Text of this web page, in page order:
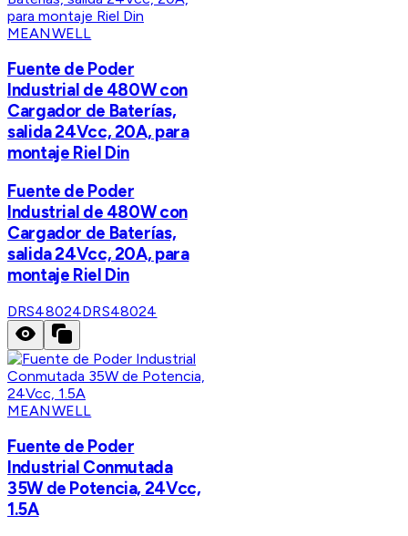
MEANWELL
Fuente de Poder
Industrial de 480W con
Cargador de Baterías,
salida 24Vcc, 20A, para
montaje Riel Din
Fuente de Poder
Industrial de 480W con
Cargador de Baterías,
salida 24Vcc, 20A, para
montaje Riel Din
DRS48024DRS48024
MEANWELL
Fuente de Poder
Industrial Conmutada
35W de Potencia, 24Vcc,
1.5A